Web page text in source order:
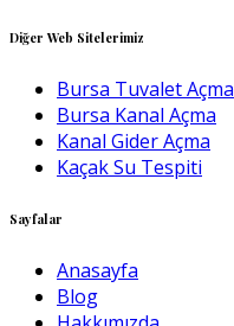
Diğer Web Sitelerimiz
Bursa Tuvalet Açma
Bursa Kanal Açma
Kanal Gider Açma
Kaçak Su Tespiti
Sayfalar
Anasayfa
Blog